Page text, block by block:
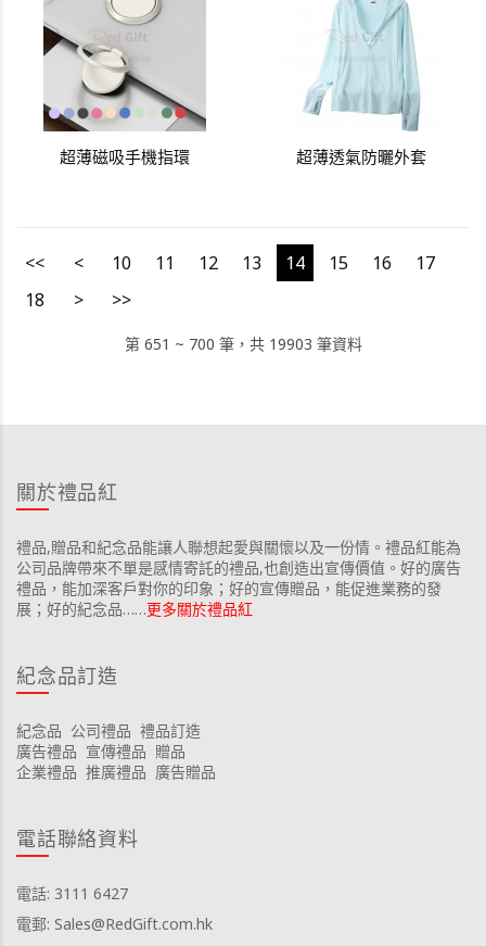
超薄磁吸手機指環 超薄透氣防曬外套
<< < 10 11 12 13 14 15 16
17
18
> >>
第 651 ~ 700 筆，共 19903 筆資料
關於禮品紅
禮品,贈品和紀念品能讓人聯想起愛與關懷以及一份情。禮品紅能為
公司品牌帶來不單是感情寄託的禮品,也創造出宣傳價值。好的廣告
禮品，能加深客戶對你的印象；好的宣傳贈品，能促進業務的發
展；好的紀念品……更多關於禮品紅
紀念品訂造
紀念品 公司禮品 禮品訂造
廣告禮品 宣傳禮品 贈品
企業禮品 推廣禮品 廣告贈品
電話聯絡資料
電話: 3111 6427
電郵: Sales@RedGift.com.hk